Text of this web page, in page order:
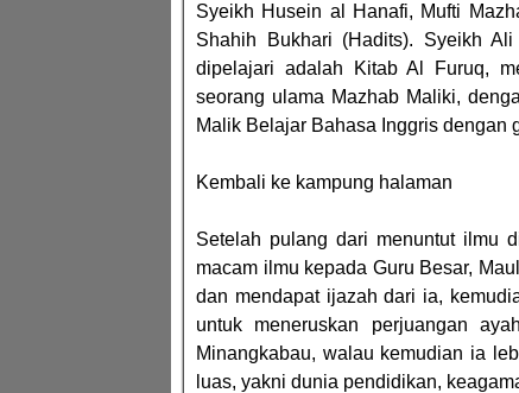
Syeikh Husein al Hanafi, Mufti
Shahih Bukhari (Hadits). Syeikh
dipelajari adalah Kitab Al Furuq,
seorang ulama Mazhab Maliki,
Malik Belajar Bahasa Inggris dengan
Kembali ke kampung halaman
Setelah pulang dari menuntut ilmu
macam ilmu kepada Guru Besar,
dan mendapat ijazah dari ia,
untuk meneruskan perjuangan
Minangkabau, walau kemudian ia
luas, yakni dunia pendidikan,